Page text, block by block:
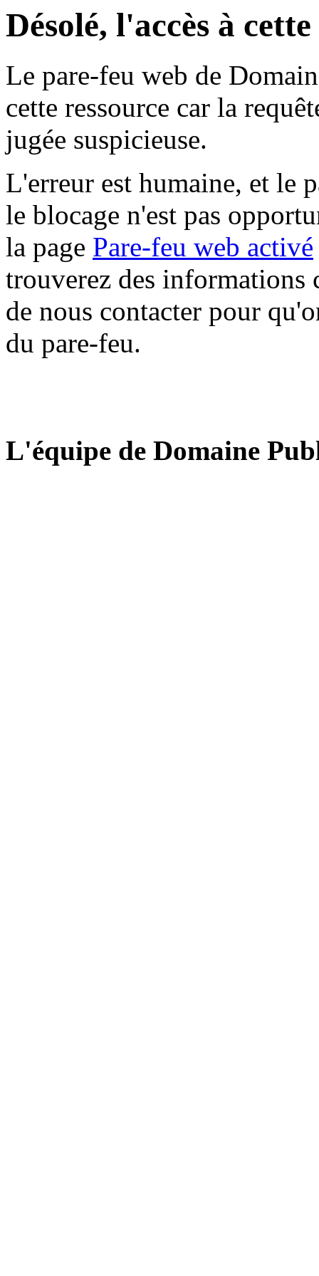
Désolé, l'accès à
Le pare-feu web de
cette ressource car la
jugée suspicieuse.
L'erreur est humaine, et le
le blocage n'est pas
la page Pare-feu web activé
trouverez des informations
de nous contacter pour
du pare-feu.
L'équipe de Domaine